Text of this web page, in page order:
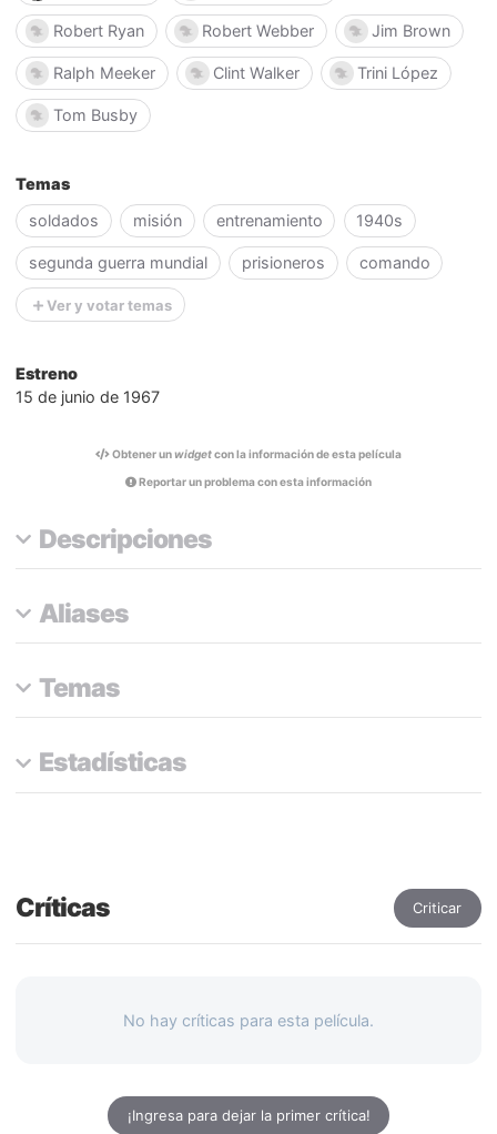
Robert Ryan Robert Webber Jim Brown
Ralph Meeker Clint Walker Trini López
Tom Busby
Temas
soldados
misión entrenamiento 1940s
segunda guerra mundial prisioneros comando
Ver y votar temas
Estreno
15 de junio de 1967
Obtener unwidgetcon la información de esta película
Reportar un problema con esta información
Descripciones
Aliases
Temas
Estadísticas
Críticas Criticar
No hay críticas para esta película.
¡Ingresa para dejar la primer crítica!